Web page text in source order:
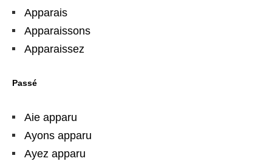
Apparais
Apparaissons
Apparaissez
Passé
Aie apparu
Ayons apparu
Ayez apparu